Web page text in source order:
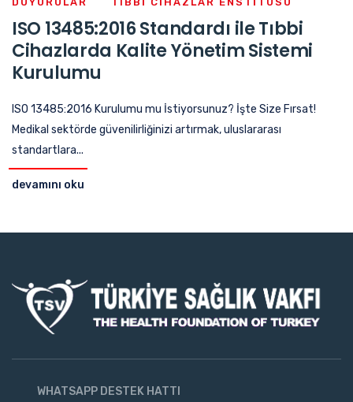
ISO 13485:2016 Standardı ile Tıbbi
Cihazlarda Kalite Yönetim Sistemi
Kurulumu
ISO 13485:2016 Kurulumu mu İstiyorsunuz? İşte Size Fırsat!
Medikal sektörde güvenilirliğinizi artırmak, uluslararası
standartlara...
devamını oku
WHATSAPP DESTEK HATTI